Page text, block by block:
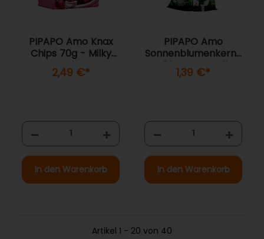
PIPAPO Amo Knax
Chips 70g - Milky
Strawberry
2,49 €*
In den Warenkorb
PIPAPO Amo
Sonnenblumenkerne
100g - Naturell
1,39 €*
In den Warenkorb
Artikel 1 - 20 von 40